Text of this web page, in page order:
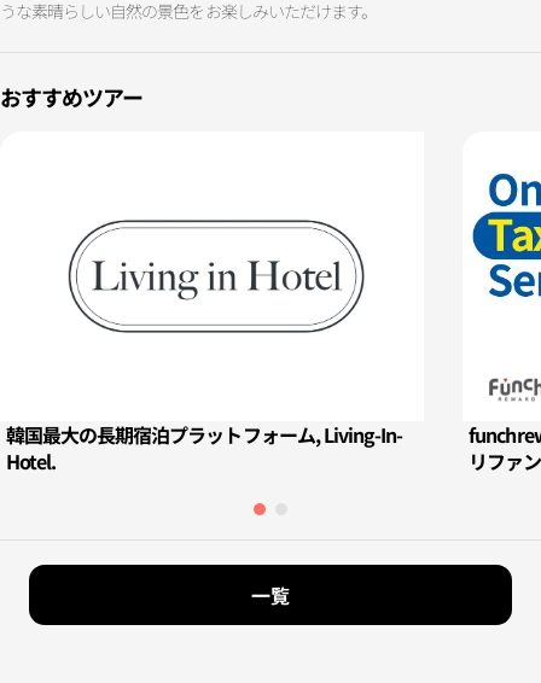
うな素晴らしい自然の景色をお楽しみいただけます。
おすすめツアー
韓国最大の長期宿泊プラットフォーム, Living-In-
Hotel.
リファ
一覧